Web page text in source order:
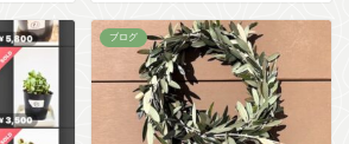
ブログ